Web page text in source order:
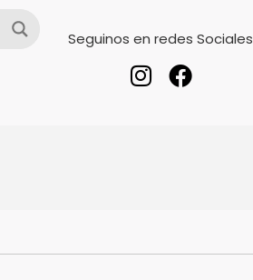
Seguinos en redes Sociales